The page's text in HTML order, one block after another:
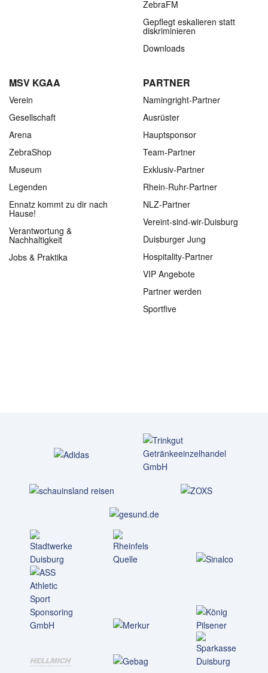
ZebraFM
Gepflegt eskalieren statt
diskriminieren
Downloads
MSV KGAA
Verein
Gesellschaft
Arena
ZebraShop
Museum
Legenden
Ennatz kommt zu dir nach
Hause!
Verantwortung &
Nachhaltigkeit
Jobs & Praktika
PARTNER
Namingright-Partner
Ausrüster
Hauptsponsor
Team-Partner
Exklusiv-Partner
Rhein-Ruhr-Partner
NLZ-Partner
Vereint-sind-wir-Duisburg
Duisburger Jung
Hospitality-Partner
VIP Angebote
Partner werden
Sportfive